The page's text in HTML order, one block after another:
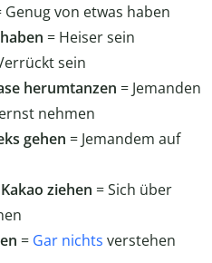
Genug von etwas haben
= Heiser sein
sein
herumtanzen = Jemanden
nehmen
gehen = Jemandem auf
ziehen = Sich über
= Gar nichts verstehen